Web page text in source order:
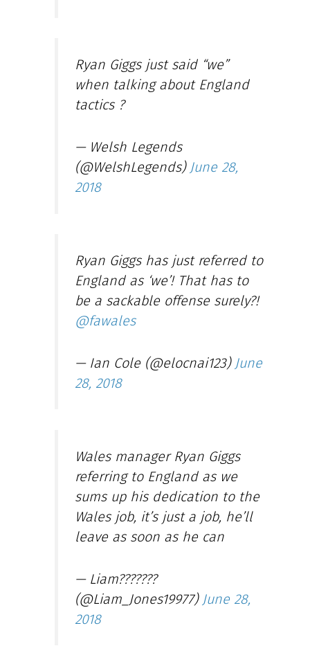
Ryan Giggs just said “we”
when talking about England
tactics ?
— Welsh Legends
(@WelshLegends) June 28,
2018
Ryan Giggs has just referred to
England as ‘we’! That has to
be a sackable offense surely?!
@fawales
— Ian Cole (@elocnai123) June
28, 2018
Wales manager Ryan Giggs
referring to England as we
sums up his dedication to the
Wales job, it’s just a job, he’ll
leave as soon as he can
— Liam???????
(@Liam_Jones19977) June 28,
2018